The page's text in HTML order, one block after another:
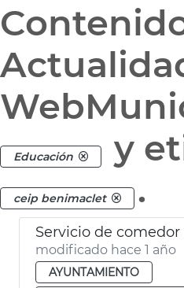
Educación y
ceip benimaclet .
modificado hace 1 año
AYUNTAMIENTO